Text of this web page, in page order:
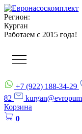
Регион:
Курган
Работаем с 2015 года!
+7 (922) 188-34-29
82
Корзина
0